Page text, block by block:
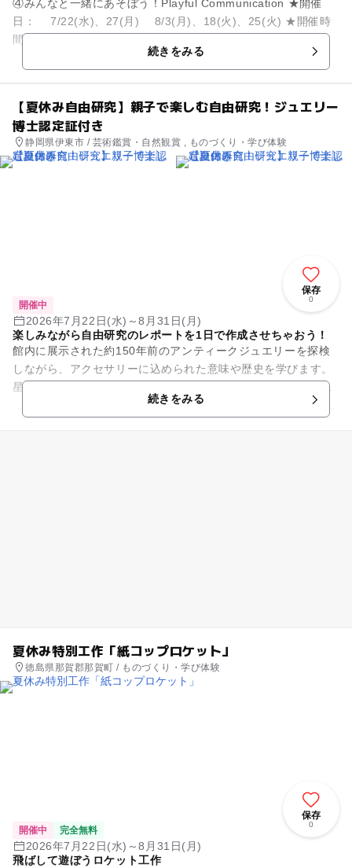
④みんなと一緒にあそぼう！Playful Communication ★開催
日： 7/22(水)、27(月) 8/3(月)、18(火)、25(火) ★開催時
間：1回目14：00～、2...
続きをみる
【夏休み自由研究】親子で楽しむ自由研究！ジュエリー
博士認定証付き
静岡県伊東市 / 芸術鑑賞・自然観賞 , ものづくり・学び体験
保存
0
開催中
2026年7月22日(水)～8月31日(月)
楽しみながら自由研究のレポートを1日で作成させちゃおう！
館内に展示された約150年前のアンティークジュエリーを探検
しながら、アクセサリーに込められた意味や歴史を学びます。
星・ハート・王冠・ヘビなど、さまざまなモチーフが持つ意味
を調べながら、ワークシー...続きをみる
夏休み特別工作「紙コップロケット」
徳島県那賀郡那賀町 / ものづくり・学び体験
保存
0
開催中 完全無料
2026年7月22日(水)～8月31日(月)
飛ばして遊ぼうロケット工作